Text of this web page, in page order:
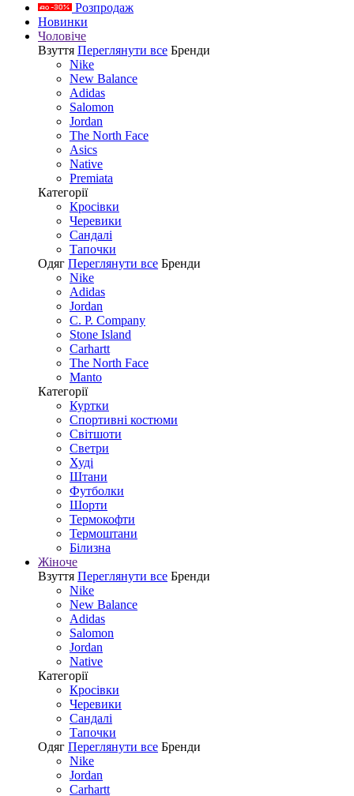
Розпродаж
Новинки
Чоловіче
Взуття Переглянути все Бренди
Nike
New Balance
Adidas
Salomon
Jordan
The North Face
Asics
Native
Premiata
Категорії
Кросівки
Черевики
Сандалі
Tапочки
Одяг Переглянути все Бренди
Nike
Adidas
Jordan
C. P. Company
Stone Island
Carhartt
The North Face
Manto
Категорії
Куртки
Спортивні костюми
Світшоти
Светри
Худі
Штани
Футболки
Шорти
Термокофти
Термоштани
Білизна
Жіноче
Взуття Переглянути все Бренди
Nike
New Balance
Adidas
Salomon
Jordan
Native
Категорії
Кросівки
Черевики
Сандалі
Tапочки
Одяг Переглянути все Бренди
Nike
Jordan
Carhartt